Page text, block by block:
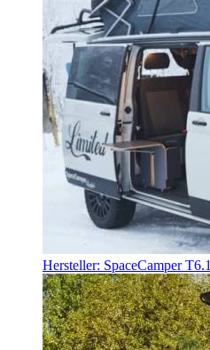
Hersteller: SpaceCamper T6.1